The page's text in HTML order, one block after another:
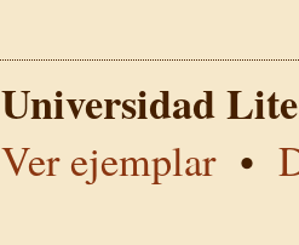
Universidad
Ver ejemplar•